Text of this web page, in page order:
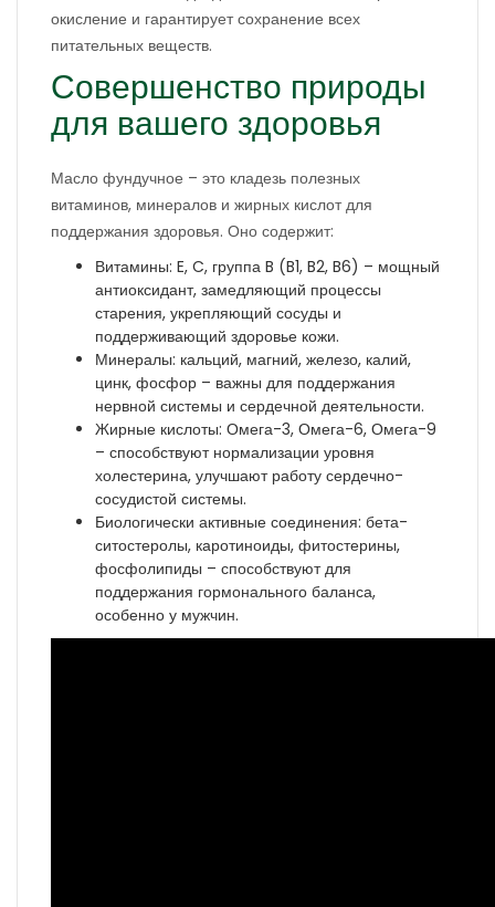
окисление и гарантирует сохранение всех
питательных веществ.
Совершенство природы
для вашего здоровья
Масло фундучное – это кладезь полезных
витаминов, минералов и жирных кислот для
поддержания здоровья. Оно содержит:
Витамины: E, C, группа B (B1, B2, B6) – мощный
антиоксидант, замедляющий процессы
старения, укрепляющий сосуды и
поддерживающий здоровье кожи.
Минералы: кальций, магний, железо, калий,
цинк, фосфор – важны для поддержания
нервной системы и сердечной деятельности.
Жирные кислоты: Омега-3, Омега-6, Омега-9
– способствуют нормализации уровня
холестерина, улучшают работу сердечно-
сосудистой системы.
Биологически активные соединения: бета-
ситостеролы, каротиноиды, фитостерины,
фосфолипиды – способствуют для
поддержания гормонального баланса,
особенно у мужчин.